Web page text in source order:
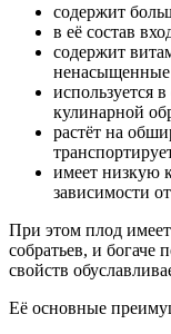
содержит
в её состав
содержит
используется
кулинарной
растёт на
имеет низкую
зависимости
При этом плод
собратьев, и богаче
свойств
Её основные